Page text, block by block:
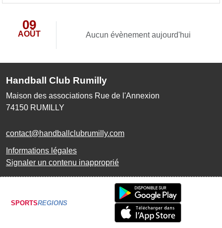
09
AOÛT Aucun évènement aujourd'hui
Handball Club Rumilly
Maison des associations Rue de l'Annexion
74150 RUMILLY
contact@handballclubrumilly.com
Informations légales
Signaler un contenu inapproprié
SPORTSREGIONS